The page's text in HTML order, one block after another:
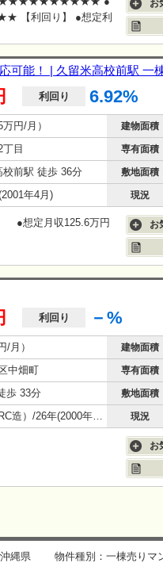
回り】 ●想定利
お
可能！ | 久留米高校前駅 一
利回り 6.92%
円/月） 建物面積
目 専有面積
前駅 徒歩 36分 敷地面積
年4月) 現況
●想定月収125.6万円
お
利回り －%
/月） 建物面積
中畑町 専有面積
歩 33分 敷地面積
鉄筋コンクリート（RC造）/26年(2000年8月) 現況
お
縄県 物件種別：一棟売りマ